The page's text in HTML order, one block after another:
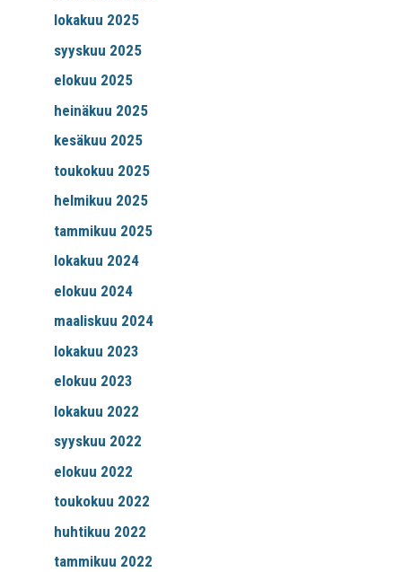
lokakuu 2025
syyskuu 2025
elokuu 2025
heinäkuu 2025
kesäkuu 2025
toukokuu 2025
helmikuu 2025
tammikuu 2025
lokakuu 2024
elokuu 2024
maaliskuu 2024
lokakuu 2023
elokuu 2023
lokakuu 2022
syyskuu 2022
elokuu 2022
toukokuu 2022
huhtikuu 2022
tammikuu 2022